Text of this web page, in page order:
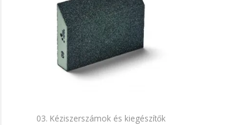
03. Kéziszerszámok és kiegészítők